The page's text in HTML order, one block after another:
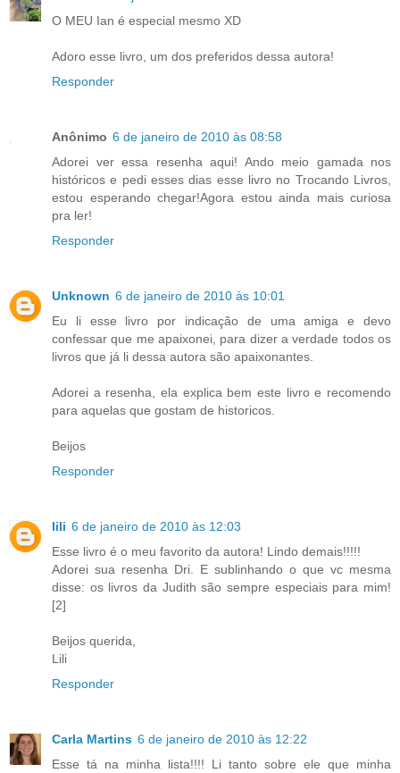
O MEU Ian é especial mesmo XD
Adoro esse livro, um dos preferidos dessa autora!
Responder
Anônimo 6 de janeiro de 2010 às 08:58
Adorei ver essa resenha aqui! Ando meio gamada nos
históricos e pedi esses dias esse livro no Trocando Livros,
estou esperando chegar!Agora estou ainda mais curiosa
pra ler!
Responder
Unknown 6 de janeiro de 2010 às 10:01
Eu li esse livro por indicação de uma amiga e devo
confessar que me apaixonei, para dizer a verdade todos os
livros que já li dessa autora são apaixonantes.
Adorei a resenha, ela explica bem este livro e recomendo
para aquelas que gostam de historicos.
Beijos
Responder
lili 6 de janeiro de 2010 às 12:03
Esse livro é o meu favorito da autora! Lindo demais!!!!!
Adorei sua resenha Dri. E sublinhando o que vc mesma
disse: os livros da Judith são sempre especiais para mim!
[2]
Beijos querida,
Lili
Responder
Carla Martins 6 de janeiro de 2010 às 12:22
Esse tá na minha lista!!!! Li tanto sobre ele que minha